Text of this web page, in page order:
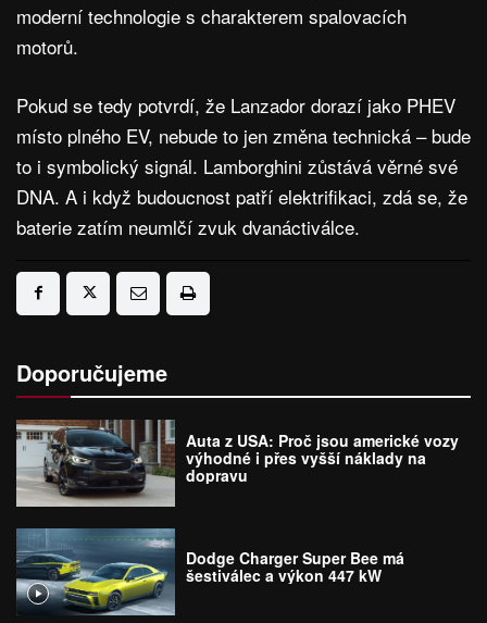
moderní technologie s charakterem spalovacích
motorů.
Pokud se tedy potvrdí, že Lanzador dorazí jako PHEV
místo plného EV, nebude to jen změna technická – bude
to i symbolický signál. Lamborghini zůstává věrné své
DNA. A i když budoucnost patří elektrifikaci, zdá se, že
baterie zatím neumlčí zvuk dvanáctiválce.
Doporučujeme
Auta z USA: Proč jsou americké vozy
výhodné i přes vyšší náklady na
dopravu
Dodge Charger Super Bee má
šestiválec a výkon 447 kW